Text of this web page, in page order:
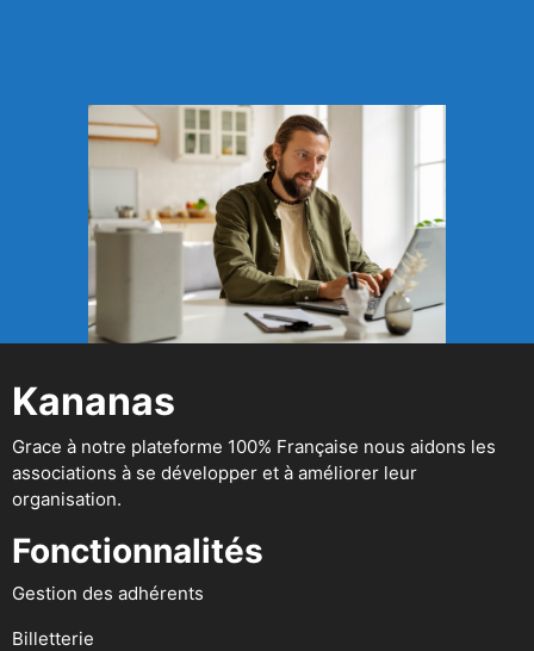
Kananas
Grace à notre plateforme 100% Française nous aidons les
associations à se développer et à améliorer leur
organisation.
Fonctionnalités
Gestion des adhérents
Billetterie